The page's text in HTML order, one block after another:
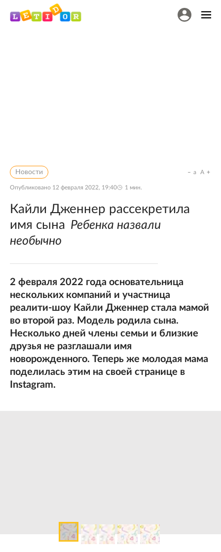
Новости
Опубликовано 12 февраля 2022, 19:40 1 мин.
a A
Кайли Дженнер рассекретила
имя сына Ребенка назвали
необычно
2 февраля 2022 года основательница
нескольких компаний и участница
реалити-шоу Кайли Дженнер стала мамой
во второй раз. Модель родила сына.
Несколько дней члены семьи и близкие
друзья не разглашали имя
новорожденного. Теперь же молодая мама
поделилась этим на своей странице в
Instagram.